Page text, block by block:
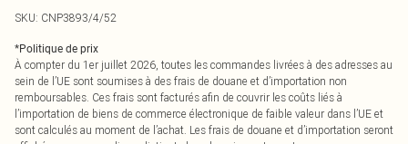
SKU: CNP3893/4/52
*Politique de prix
À compter du 1er juillet 2026, toutes les commandes livrées à des adresses au
sein de l’UE sont soumises à des frais de douane et d’importation non
remboursables. Ces frais sont facturés afin de couvrir les coûts liés à
l’importation de biens de commerce électronique de faible valeur dans l’UE et
sont calculés au moment de l’achat. Les frais de douane et d’importation seront